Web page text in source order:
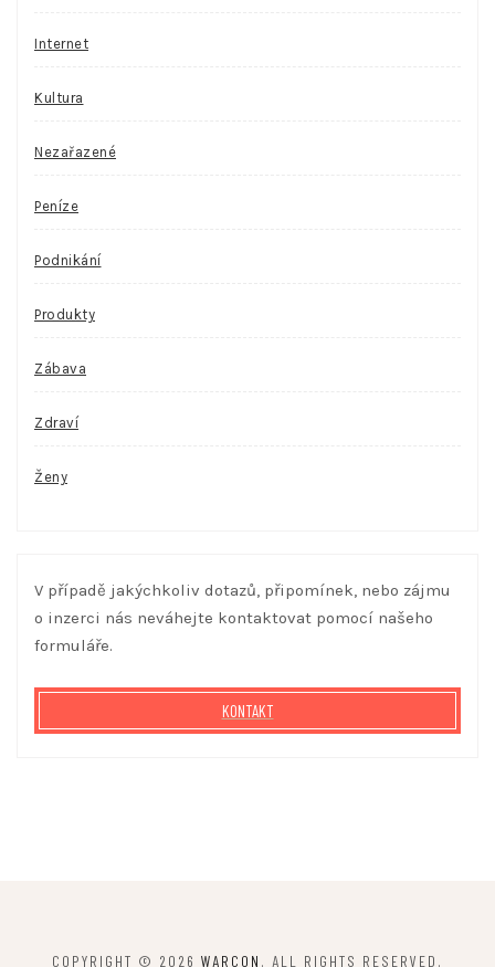
Internet
Kultura
Nezařazené
Peníze
Podnikání
Produkty
Zábava
Zdraví
Ženy
V případě jakýchkoliv dotazů, připomínek, nebo zájmu
o inzerci nás neváhejte kontaktovat pomocí našeho
formuláře.
KONTAKT
COPYRIGHT © 2026 WARCON . ALL RIGHTS RESERVED.